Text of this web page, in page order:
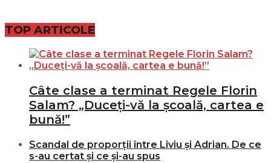
TOP ARTICOLE
Câte clase a terminat Regele Florin
Salam? „Duceți-vă la școală, cartea e
bună!”
Scandal de proporții între Liviu și Adrian. De ce
s-au certat și ce și-au spus